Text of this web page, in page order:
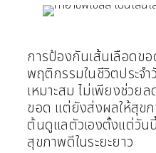
การป้องกันเส้นเลือดข
พฤติกรรมในชีวิตประจ
เหมาะสม ไม่เพียงช่วย
ขอด แต่ยังส่งผลให้สุข
ต้นดูแลตัวเองตั้งแต่วัน
สุขภาพดีในระยะยาว